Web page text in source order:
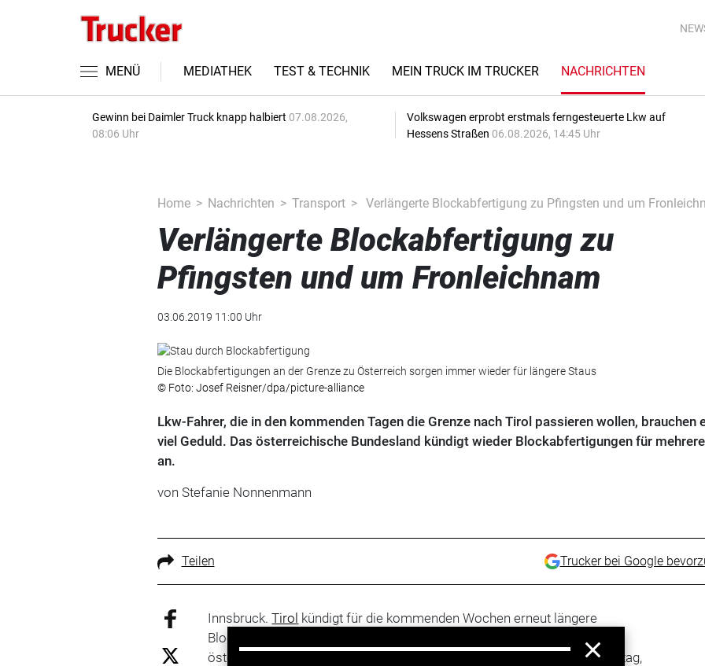
MENÜ MEDIATHEK TEST & TECHNIK MEIN TRUCK IM TRUCKER NACHRICHTEN
Gewinn bei Daimler Truck knapp halbiert 07.08.2026,
08:06 Uhr
Volkswagen erprobt erstmals ferngesteuerte Lkw auf
Hessens Straßen 06.08.2026, 14:45 Uhr
Home Nachrichten Transport Verlängerte Blockabfertigung zu Pfingsten und um
Verlängerte Blockabfertigung zu
Pfingsten und um Fronleichnam
03.06.2019 11:00 Uhr
Die Blockabfertigungen an der Grenze zu Österreich sorgen immer wieder für längere Staus
© Foto: Josef Reisner/dpa/picture-alliance
Lkw-Fahrer, die in den kommenden Tagen die Grenze nach Tirol passieren wollen, brauchen
viel Geduld. Das österreichische Bundesland kündigt wieder Blockabfertigungen für
an.
von Stefanie Nonnenmann
Teilen Trucker bei Google
Innsbruck.Tirol kündigt für die kommenden Wochen erneut längere
Blockabfertigungen an. So werden Lkw, die die Grenze in das
österreichische Bundesland passieren wollen, nach Pfingsten am Dienstag,